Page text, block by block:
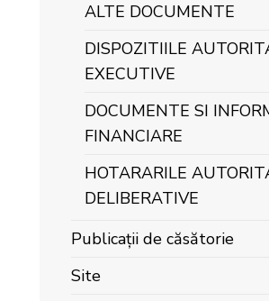
ALTE DOCUMENTE
DISPOZITIILE
EXECUTIVE
DOCUMENTE SI
FINANCIARE
HOTARARILE
DELIBERATIVE
Publicații de căsătorie
Site